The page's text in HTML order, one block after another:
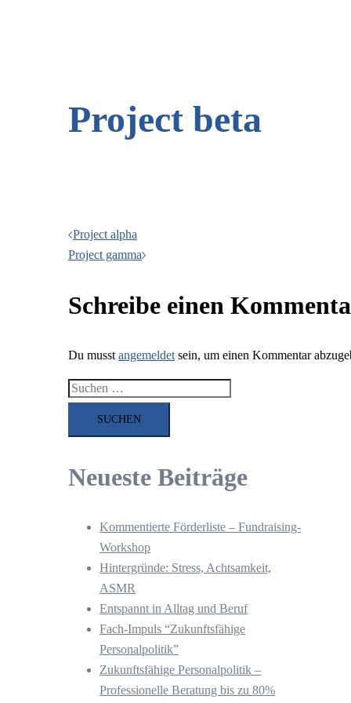
Project beta
Beitragsnavigation
Project alpha
Project gamma
Schreibe einen
Du musstangemeldetsein, um einen Kommentar
Suchen
Neueste Beiträge
Kommentierte Förderliste – Fundraising-
Workshop
Hintergründe: Stress, Achtsamkeit,
ASMR
Entspannt in Alltag und Beruf
Fach-Impuls “Zukunftsfähige
Personalpolitik”
Zukunftsfähige Personalpolitik –
Professionelle Beratung bis zu 80%